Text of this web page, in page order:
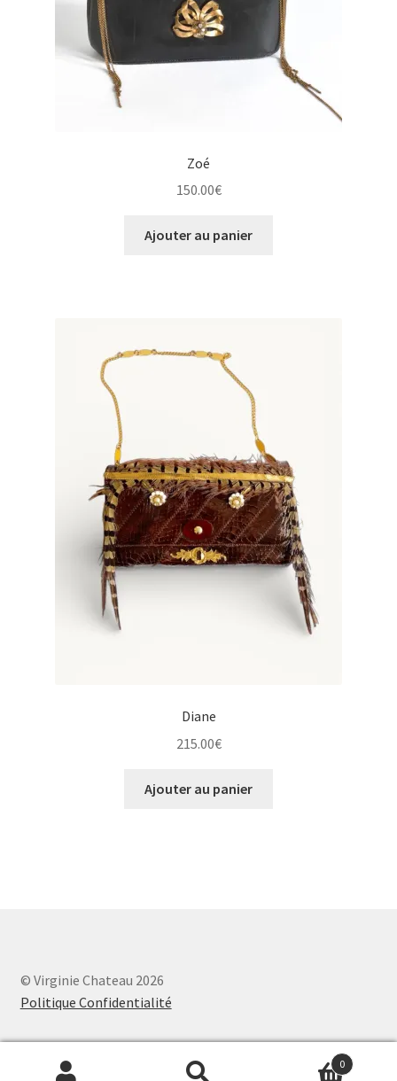
Zoé
150.00€
Ajouter au panier
Diane
215.00€
Ajouter au panier
© Virginie Chateau 2026
Politique Confidentialité
0